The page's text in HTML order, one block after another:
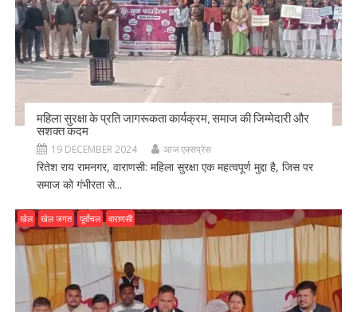
महिला सुरक्षा के प्रति जागरूकता कार्यक्रम, समाज की जिम्मेदारी और
सशक्त कदम
19 DECEMBER 2024 आज एक्सप्रेस
रितेश राय रामनगर, वाराणसी: महिला सुरक्षा एक महत्वपूर्ण मुद्दा है, जिस पर
समाज को गंभीरता से...
खेल खेल जगत पूर्वांचल वाराणसी